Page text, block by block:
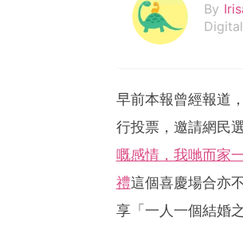
By
早前本報曾經報道
行投票，邀請網民
嘅感情，我哋而家
禮這個喜慶場合亦
享「一人一個結婚